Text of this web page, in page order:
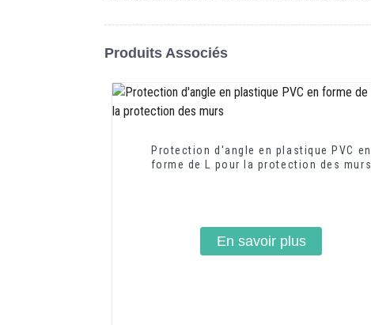
Produits Associés
Protection d'angle en plastique PVC en
forme de L pour la protection des murs
En savoir plus